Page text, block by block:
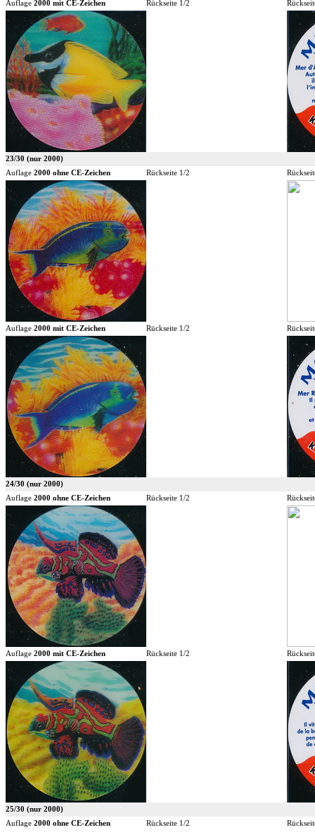
Auflage 2000 mit CE-Zeichen Rückseite 1/2
23/30 (nur 2000)
Auflage 2000 ohne CE-Zeichen Rückseite 1/2
Auflage 2000 mit CE-Zeichen Rückseite 1/2
24/30 (nur 2000)
Auflage 2000 ohne CE-Zeichen Rückseite 1/2
Auflage 2000 mit CE-Zeichen Rückseite 1/2
25/30 (nur 2000)
Auflage 2000 ohne CE-Zeichen Rückseite 1/2